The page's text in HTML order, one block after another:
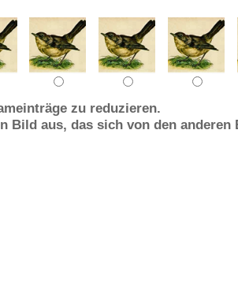
zu reduzieren.
Bild aus, das sich von den